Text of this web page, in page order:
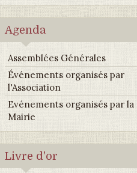
Agenda
Assemblées Générales
Événements organisés par
l'Association
Evénements organisés par la
Mairie
Livre d'or